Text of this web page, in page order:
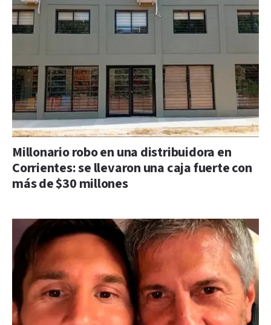
Millonario robo en una distribuidora en
Corrientes: se llevaron una caja fuerte con
más de $30 millones